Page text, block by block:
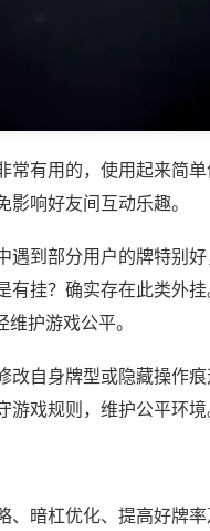
常有用的，使用起来简
响好友间互动乐趣。
遇到部分用户的牌特别
有挂？确实存在此类外
护游戏公平。
自身牌型或隐藏操作痕
戏规则，维护公平环境
、暗杠优化、提高好牌